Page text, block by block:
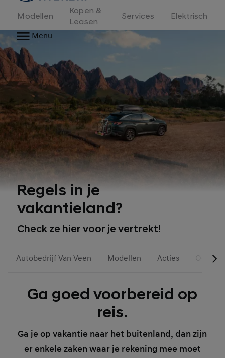
Modellen
Kopen &
Leasen
Services
Elektrisch
Menu
Regels in je
vakantieland?
Check ze hier voor je vertrekt!
Autobedrijf Van Veen Modellen Acties
Ga goed voorbereid op
reis.
Ga je op vakantie naar het buitenland, dan zijn
er enkele zaken waar je rekening mee moet